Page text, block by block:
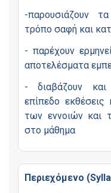
-παρουσιάζουν
τρόπο σαφή και
- παρέχουν
αποτελέσματα
- διαβάζουν και
επίπεδο
των εννοιών και
στο μάθημα
Περιεχόμενο